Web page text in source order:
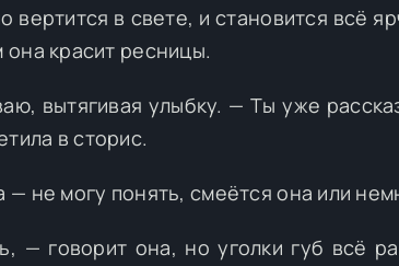
вертится в свете, и становится всё
красит ресницы.
вытягивая улыбку. — Ты уже
в сторис.
— не могу понять, смеётся она или
говорит она, но уголки губ всё